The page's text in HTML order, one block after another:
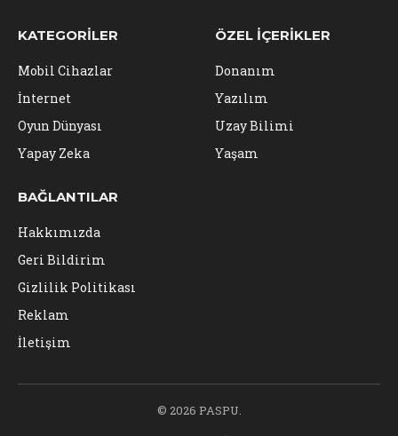
KATEGORILER
Mobil Cihazlar
İnternet
Oyun Dünyası
Yapay Zeka
ÖZEL İÇERIKLER
Donanım
Yazılım
Uzay Bilimi
Yaşam
BAĞLANTILAR
Hakkımızda
Geri Bildirim
Gizlilik Politikası
Reklam
İletişim
© 2026 PASPU.